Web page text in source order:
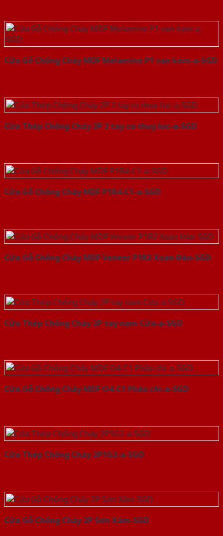
Cửa Gỗ Chống Cháy MDF Melamine P1 van kem-a-SGD
Cửa Thép Chống Cháy 2P 2 tay co thuy luc-a-SGD
Cửa Gỗ Chống Cháy MDF P1R4-C1-a-SGD
Cửa Gỗ Chống Cháy MDF Veneer P1R2 Xoan Đào-SGD
Cửa Thép Chống Cháy 2P tay nam Cửa-a-SGD
Cửa Gỗ Chống Cháy MDF O4-C1 Phào chi-a-SGD
Cửa Thép Chống Cháy 2P1G2-a-SGD
Cửa Gỗ Chống Cháy 2P Sơn Xám-SGD